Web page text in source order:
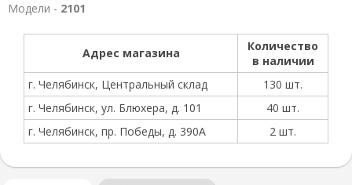
Модели - 2101
Адрес магазина
Количество
в наличии
г. Челябинск, Центральный склад
130 шт.
г. Челябинск, ул. Блюхера, д. 101
40 шт.
г. Челябинск, пр. Победы, д. 390А
2 шт.